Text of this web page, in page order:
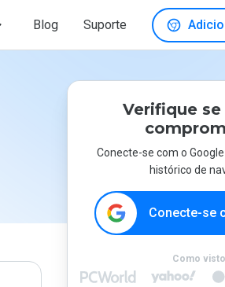
Blog Suporte
Verifique
Conecte-se com o
histórico de
Conecte-se
Como